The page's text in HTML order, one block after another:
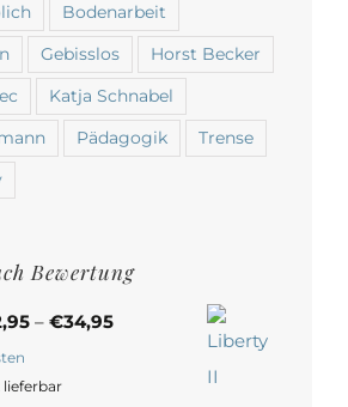
Bodenarbeit
Gebisslos Horst Becker
Katja Schnabel
Pädagogik Trense
Bewertung
– €34,95